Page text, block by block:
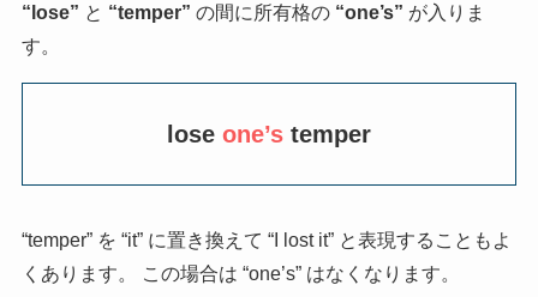
“lose” と “temper” の間に所有格の “one’s” が入りま
す。
lose one’s temper
“temper” を “it” に置き換えて “I lost it” と表現することもよ
くあります。 この場合は “one’s” はなくなります。